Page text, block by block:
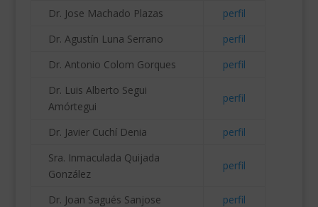
Dr. Jose Machado Plazas
perfil
Dr. Agustín Luna Serrano
perfil
Dr. Antonio Colom Gorques
perfil
Dr. Luis Alberto Segui
Amórtegui
perfil
Dr. Javier Cuchí Denia
perfil
Sra. Inmaculada Quijada
González
perfil
Dr. Joan Sagués Sanjose
perfil